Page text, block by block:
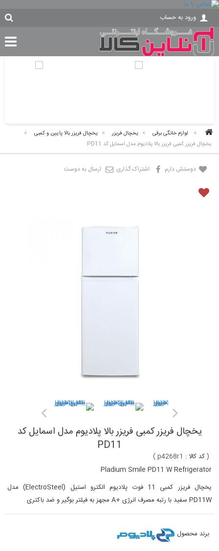
ورود به حساب
> لوازم خانگی برقی > یخچال فریزر > یخچال فریزر بالا پایین و کمبی
>
یخچال فریزر کمبی فریزر بالا پلادیوم مدل اسمایل کد PD11
دوستش دارم اشتراک گذاری ارسال به دوست
یخچال فریزر کمبی فریزر بالا پلادیوم مدل اسمایل کد
PD11
(کد کالا : p4268r1
)
Pladium Smile PD11 W Refrigerator
یخچال فریزر کمبی 11 فوت پلادیوم الکترو استیل (ElectroSteel) مدل
PD11W سفید با رتبه مصرف انرژی +A مجهز به فیلتر بوگیر و ضد باکتری
برند محصول